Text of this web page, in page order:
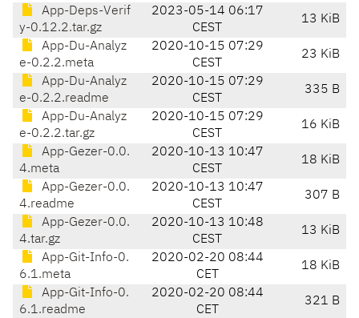
App-Deps-Verif
y-0.12.2.tar.gz
2023-05-14 06:17
CEST
13 KiB
App-Du-Analyz
e-0.2.2.meta
2020-10-15 07:29
CEST
23 KiB
App-Du-Analyz
e-0.2.2.readme
2020-10-15 07:29
CEST
335 B
App-Du-Analyz
e-0.2.2.tar.gz
2020-10-15 07:29
CEST
16 KiB
App-Gezer-0.0.
4.meta
2020-10-13 10:47
CEST
18 KiB
App-Gezer-0.0.
4.readme
2020-10-13 10:47
CEST
307 B
App-Gezer-0.0.
4.tar.gz
2020-10-13 10:48
CEST
13 KiB
App-Git-Info-0.
6.1.meta
2020-02-20 08:44
CET
18 KiB
App-Git-Info-0.
6.1.readme
2020-02-20 08:44
CET
321 B